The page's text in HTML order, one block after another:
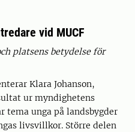
vid MUCF
platsens betydelse för
Klara Johanson,
ur myndighetens
tema unga på landsbygder
livsvillkor. Större delen